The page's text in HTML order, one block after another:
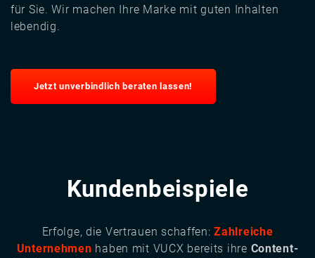
für Sie. Wir machen Ihre Marke mit guten Inhalten
lebendig.
Jetzt unverbindlich beraten lassen!
Kundenbeispiele
Erfolge, die Vertrauen schaffen:Zahlreiche
Unternehmen haben mit VUCX bereits ihre Content-